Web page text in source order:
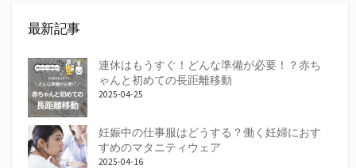
最新記事
連休はもうすぐ！どんな準備が必要！？赤ち
ゃんと初めての長距離移動
2025-04-25
妊娠中の仕事服はどうする？働く妊婦におす
すめのマタニティウェア
2025-04-16